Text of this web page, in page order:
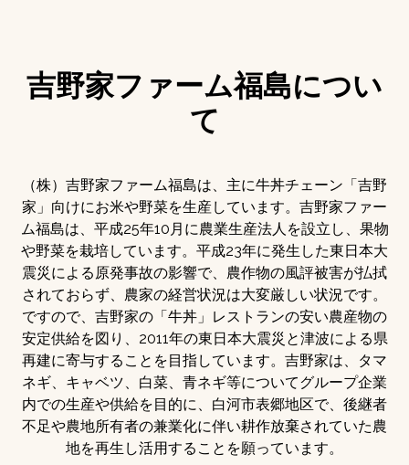
吉野家ファーム福島につい
て
（株）吉野家ファーム福島は、主に牛丼チェーン「吉野
家」向けにお米や野菜を生産しています。吉野家ファー
ム福島は、平成25年10月に農業生産法人を設立し、果物
や野菜を栽培しています。平成23年に発生した東日本大
震災による原発事故の影響で、農作物の風評被害が払拭
されておらず、農家の経営状況は大変厳しい状況です。
ですので、吉野家の「牛丼」レストランの安い農産物の
安定供給を図り、2011年の東日本大震災と津波による県
再建に寄与することを目指しています。吉野家は、タマ
ネギ、キャベツ、白菜、青ネギ等についてグループ企業
内での生産や供給を目的に、白河市表郷地区で、後継者
不足や農地所有者の兼業化に伴い耕作放棄されていた農
地を再生し活用することを願っています。